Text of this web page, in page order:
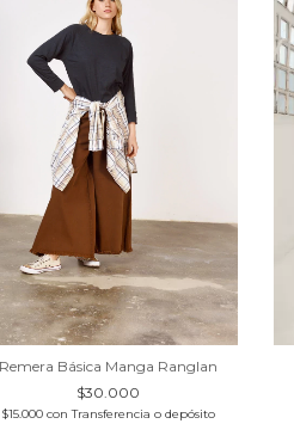
Remera Básica Manga Ranglan
$30.000
$15.000 con Transferencia o depósito